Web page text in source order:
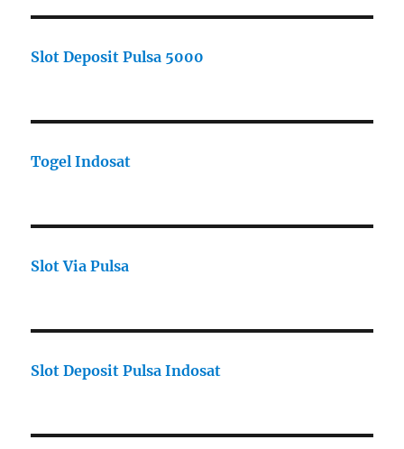
Slot Deposit Pulsa 5000
Togel Indosat
Slot Via Pulsa
Slot Deposit Pulsa Indosat